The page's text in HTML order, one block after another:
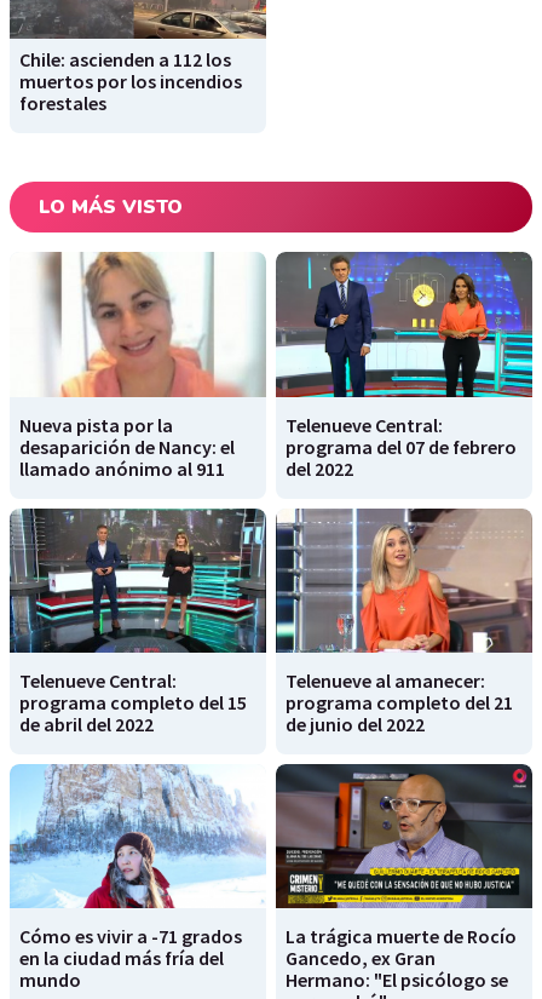
Chile: ascienden a 112 los
muertos por los incendios
forestales
LO MÁS VISTO
Nueva pista por la
desaparición de Nancy: el
llamado anónimo al 911
Telenueve Central:
programa del 07 de febrero
del 2022
Telenueve Central:
programa completo del 15
de abril del 2022
Telenueve al amanecer:
programa completo del 21
de junio del 2022
Cómo es vivir a -71 grados
en la ciudad más fría del
mundo
La trágica muerte de Rocío
Gancedo, ex Gran
Hermano: "El psicólogo se